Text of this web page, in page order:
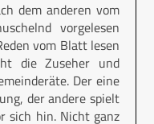
dem anderen vom
vorgelesen
vom Blatt lesen
die Zuseher und
Der eine
der andere spielt
sich hin. Nicht ganz